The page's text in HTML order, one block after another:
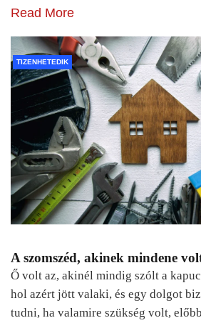
Read More
TIZENHETEDIK
A szomszéd, akinek mindene
Ő volt az, akinél mindig szólt a
hol azért jött valaki, és egy dolgot
tudni, ha valamire szükség volt,